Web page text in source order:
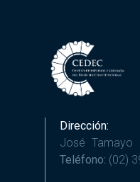
Dirección:
José
Teléfono: (02)